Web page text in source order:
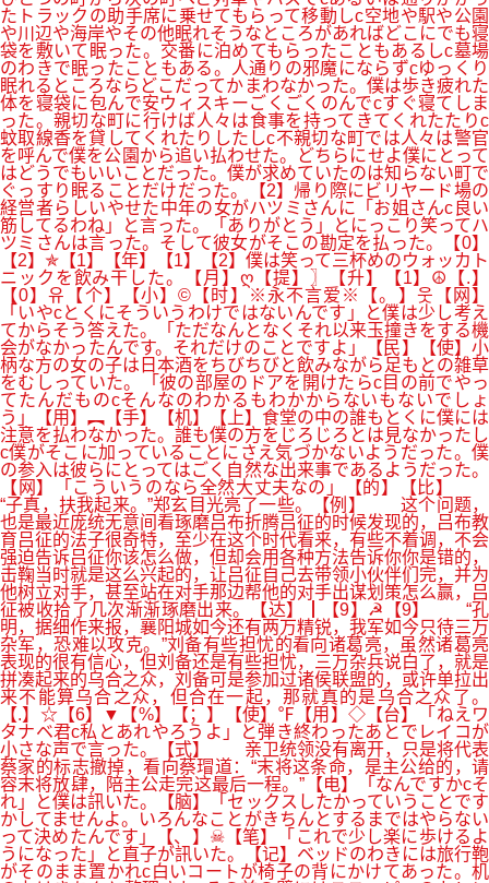
たトラックの助手席に乗せてもらって移動しc空地や駅や公園
や川辺や海岸やその他眠れそうなところがあればどこにでも寝
袋を敷いて眠った。交番に泊めてもらったこともあるしc墓場
のわきで眠ったこともある。人通りの邪魔にならずcゆっくり
眠れるところならどこだってかまわなかった。僕は歩き疲れた
体を寝袋に包んで安ウィスキーごくごくのんでcすぐ寝てしま
った。親切な町に行けば人々は食事を持ってきてくれたたりc
蚊取線香を貸してくれたりしたしc不親切な町では人々は警官
を呼んで僕を公園から追い払わせた。どちらにせよ僕にとって
はどうでもいいことだった。僕が求めていたのは知らない町で
ぐっすり眠ることだけだった。【2】帰り際にビリヤード場の
経営者らしいやせた中年の女がハツミさんに「お姐さんc良い
筋してるわね」と言った。「ありがとう」とにっこり笑ってハ
ツミさんは言った。そして彼女がそこの勘定を払った。【0】
【2】✯【1】【年】【1】【2】僕は笑って三杯めのウォッカト
ニックを飲み干した。【月】ღ【提】〗【升】【1】☮【.】
【0】유【个】【小】©【时】※永不言爱※【。】웃【网】
「いやcとくにそういうわけではないんです」と僕は少し考え
てからそう答えた。「ただなんとなくそれ以来玉撞きをする機
会がなかったんです。それだけのことですよ」【民】【使】小
柄な方の女の子は日本酒をちびちびと飲みながら足もとの雑草
をむしっていた。「彼の部屋のドアを開けたらc目の前でやっ
てたんだものcそんなのわかるもわかからないもないでしょ
う」【用】︻【手】【机】【上】食堂の中の誰もとくに僕には
注意を払わなかった。誰も僕の方をじろじろとは見なかったし
c僕がそこに加っていることにさえ気づかないようだった。僕
の参入は彼らにとってはごく自然な出来事であるようだった。
【网】「こういうのなら全然大丈夫なの」【的】【比】
“子真，扶我起来。”郑玄目光亮了一些。【例】 这个问题，
也是最近庞统无意间看琢磨吕布折腾吕征的时候发现的，吕布教
育吕征的法子很奇特，至少在这个时代看来，有些不着调，不会
强迫告诉吕征你该怎么做，但却会用各种方法告诉你你是错的，
击鞠当时就是这么兴起的，让吕征自己去带领小伙伴们完，并为
他树立对手，甚至站在对手那边帮他的对手出谋划策怎么赢，吕
征被收拾了几次渐渐琢磨出来。【达】┃【9】☭【9】 “孔
明，据细作来报，襄阳城如今还有两万精锐，我军如今只待三万
杂军，恐难以攻克。”刘备有些担忧的看向诸葛亮，虽然诸葛亮
表现的很有信心，但刘备还是有些担忧，三万杂兵说白了，就是
拼凑起来的乌合之众，刘备可是参加过诸侯联盟的，或许单拉出
来不能算乌合之众，但合在一起，那就真的是乌合之众了。
【.】☆【6】▼【%】【；】【使】℉【用】◇【台】「ねえワ
タナベ君c私とあれやろうよ」と弾き終わったあとでレイコが
小さな声で言った。【式】 亲卫统领没有离开，只是将代表
蔡家的标志撤掉，看向蔡瑁道：“末将这条命，是主公给的，请
容末将放肆，陪主公走完这最后一程。”【电】「なんですかcそ
れ」と僕は訊いた。【脑】「セックスしたかっていうことです
かしてませんよ。いろんなことがきちんとするまではやらない
って決めたんです」【、】☠【笔】「これで少し楽に歩けるよ
うになった」と直子が訊いた。【记】ベッドのわきには旅行鞄
がそのまま置かれc白いコートが椅子の背にかけてあった。机